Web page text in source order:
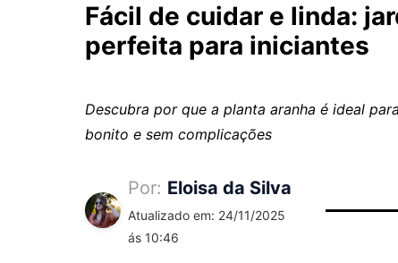
Fácil de cuidar e linda:
perfeita para iniciantes
Descubra por que a planta aranha é ideal
bonito e sem complicações
Por: Eloisa da Silva
Atualizado em: 24/11/2025
ás 10:46